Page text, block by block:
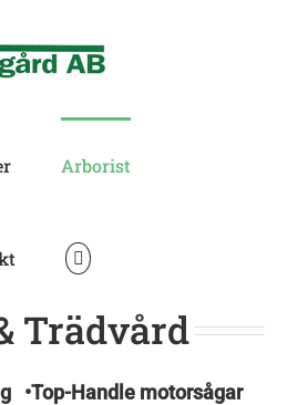
Arborist
Trädvård
•Top-Handle motorsågar